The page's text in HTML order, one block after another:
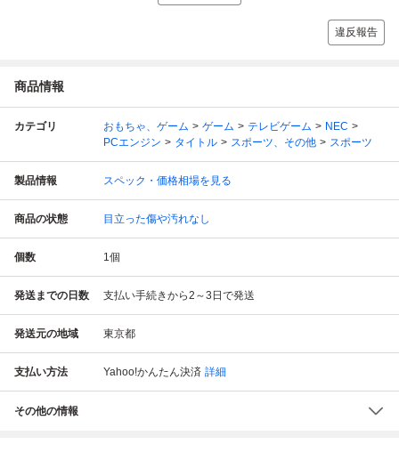
違反報告
商品情報
カテゴリ おもちゃ、ゲーム ゲーム テレビゲーム
NEC
PCエンジン
タイトル スポーツ、その他 スポーツ
製品情報 スペック・価格相場を見る
商品の状態 目立った傷や汚れなし
個数 1個
発送までの日数 支払い手続きから2～3日で発送
発送元の地域 東京都
支払い方法 Yahoo!かんたん決済 詳細
その他の情報